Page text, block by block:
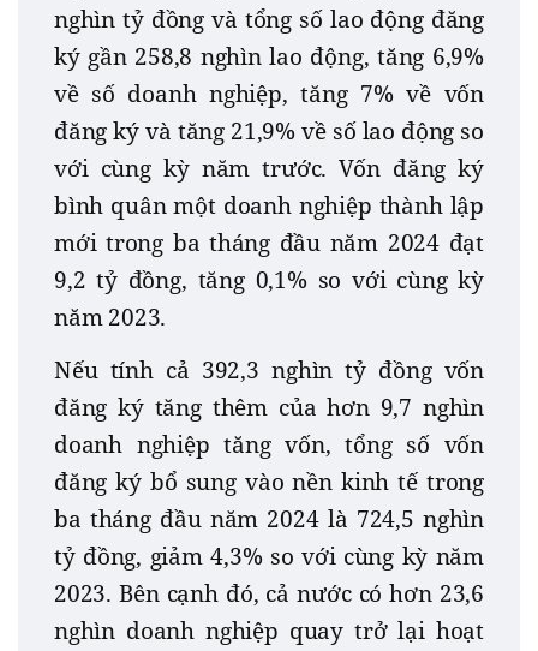
nghìn tỷ đồng và tổng số lao động đăng
ký gần 258,8 nghìn lao động, tăng 6,9%
về số doanh nghiệp, tăng 7% về vốn
đăng ký và tăng 21,9% về số lao động so
với cùng kỳ năm trước. Vốn đăng ký
bình quân một doanh nghiệp thành lập
mới trong ba tháng đầu năm 2024 đạt
9,2 tỷ đồng, tăng 0,1% so với cùng kỳ
năm 2023.
Nếu tính cả 392,3 nghìn tỷ đồng vốn
đăng ký tăng thêm của hơn 9,7 nghìn
doanh nghiệp tăng vốn, tổng số vốn
đăng ký bổ sung vào nền kinh tế trong
ba tháng đầu năm 2024 là 724,5 nghìn
tỷ đồng, giảm 4,3% so với cùng kỳ năm
2023. Bên cạnh đó, cả nước có hơn 23,6
nghìn doanh nghiệp quay trở lại hoạt